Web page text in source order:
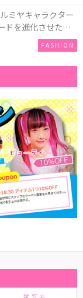
ミヤキャラクター
ドを進化させた新
FASHION